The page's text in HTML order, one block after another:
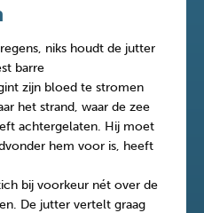
niks houdt de jutter
barre
zijn bloed te stromen
het strand, waar de zee
achtergelaten. Hij moet
hem voor is, heeft
bij voorkeur nét over de
De jutter vertelt graag